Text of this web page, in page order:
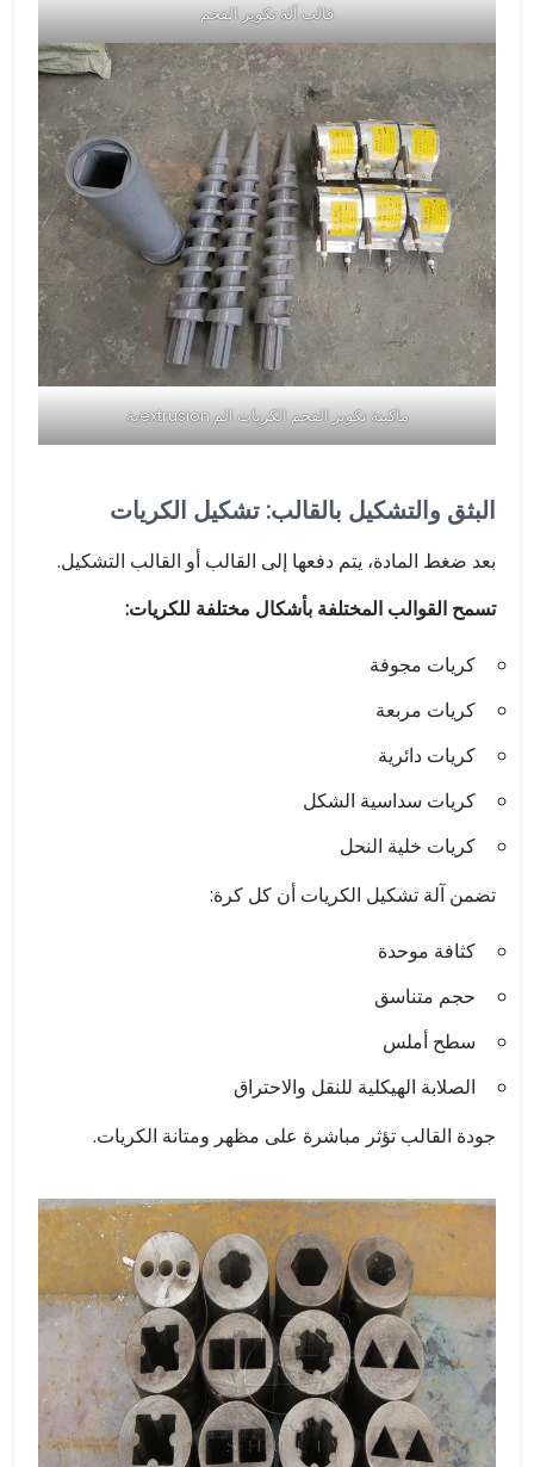
قالب آلة تكوير الفحم
ماكينة تكوير الفحم الكريات الم extrusionية
البثق والتشكيل بالقالب: تشكيل الكريات
بعد ضغط المادة، يتم دفعها إلى القالب أو القالب التشكيل.
تسمح القوالب المختلفة بأشكال مختلفة للكريات:
كريات مجوفة
كريات مربعة
كريات دائرية
كريات سداسية الشكل
كريات خلية النحل
تضمن آلة تشكيل الكريات أن كل كرة:
كثافة موحدة
حجم متناسق
سطح أملس
الصلابة الهيكلية للنقل والاحتراق
جودة القالب تؤثر مباشرة على مظهر ومتانة الكريات.